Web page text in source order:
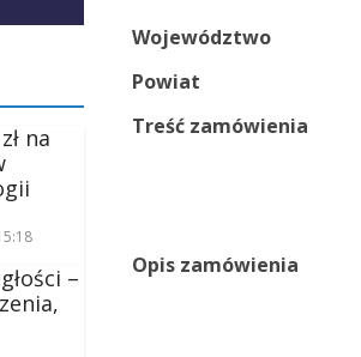
Województwo
Powiat
Treść zamówienia
Opis zamówienia
na
–